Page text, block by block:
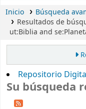
Inicio
Búsqueda
Resultados de
ut:Biblia and
Repositorio
Su búsqueda